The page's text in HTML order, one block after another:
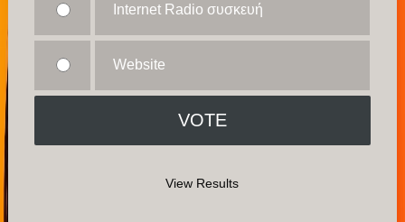
Internet Radio συσκευή
Website
View Results